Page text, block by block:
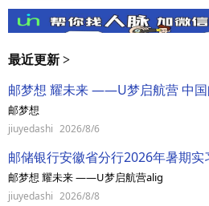
书记出
最近更新 >
邮梦想 耀未来 ——U梦启航营 中国
邮梦想
jiuyedashi 2026/8/6
邮储银行安徽省分行2026年暑期实
邮梦想 耀未来 ——U梦启航营alig
jiuyedashi 2026/8/8